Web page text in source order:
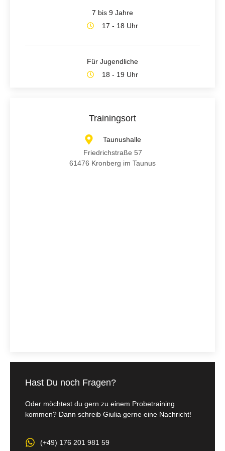
7 bis 9 Jahre
17 - 18 Uhr
Für Jugendliche
18 - 19 Uhr
Trainingsort
Taunushalle
Friedrichstraße 57
61476 Kronberg im Taunus
Hast Du noch Fragen?
Oder möchtest du gern zu einem Probetraining
kommen? Dann schreib Giulia gerne eine Nachricht!
(+49) 176 201 981 59